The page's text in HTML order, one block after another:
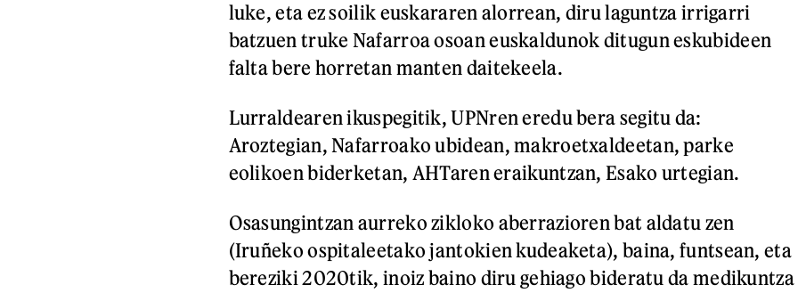
luke, eta ez soilik euskararen alorrean, diru laguntza irrigarri
batzuen truke Nafarroa osoan euskaldunok ditugun eskubideen
falta bere horretan manten daitekeela.
Lurraldearen ikuspegitik, UPNren eredu bera segitu da:
Aroztegian, Nafarroako ubidean, makroetxaldeetan, parke
eolikoen biderketan, AHTaren eraikuntzan, Esako urtegian.
Osasungintzan aurreko zikloko aberrazioren bat aldatu zen
(Iruñeko ospitaleetako jantokien kudeaketa), baina, funtsean, eta
bereziki 2020tik, inoiz baino diru gehiago bideratu da medikuntza